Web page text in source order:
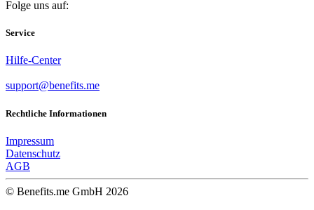
Folge uns auf:
Service
Hilfe-Center
support@benefits.me
Rechtliche Informationen
Impressum
Datenschutz
AGB
© Benefits.me GmbH 2026